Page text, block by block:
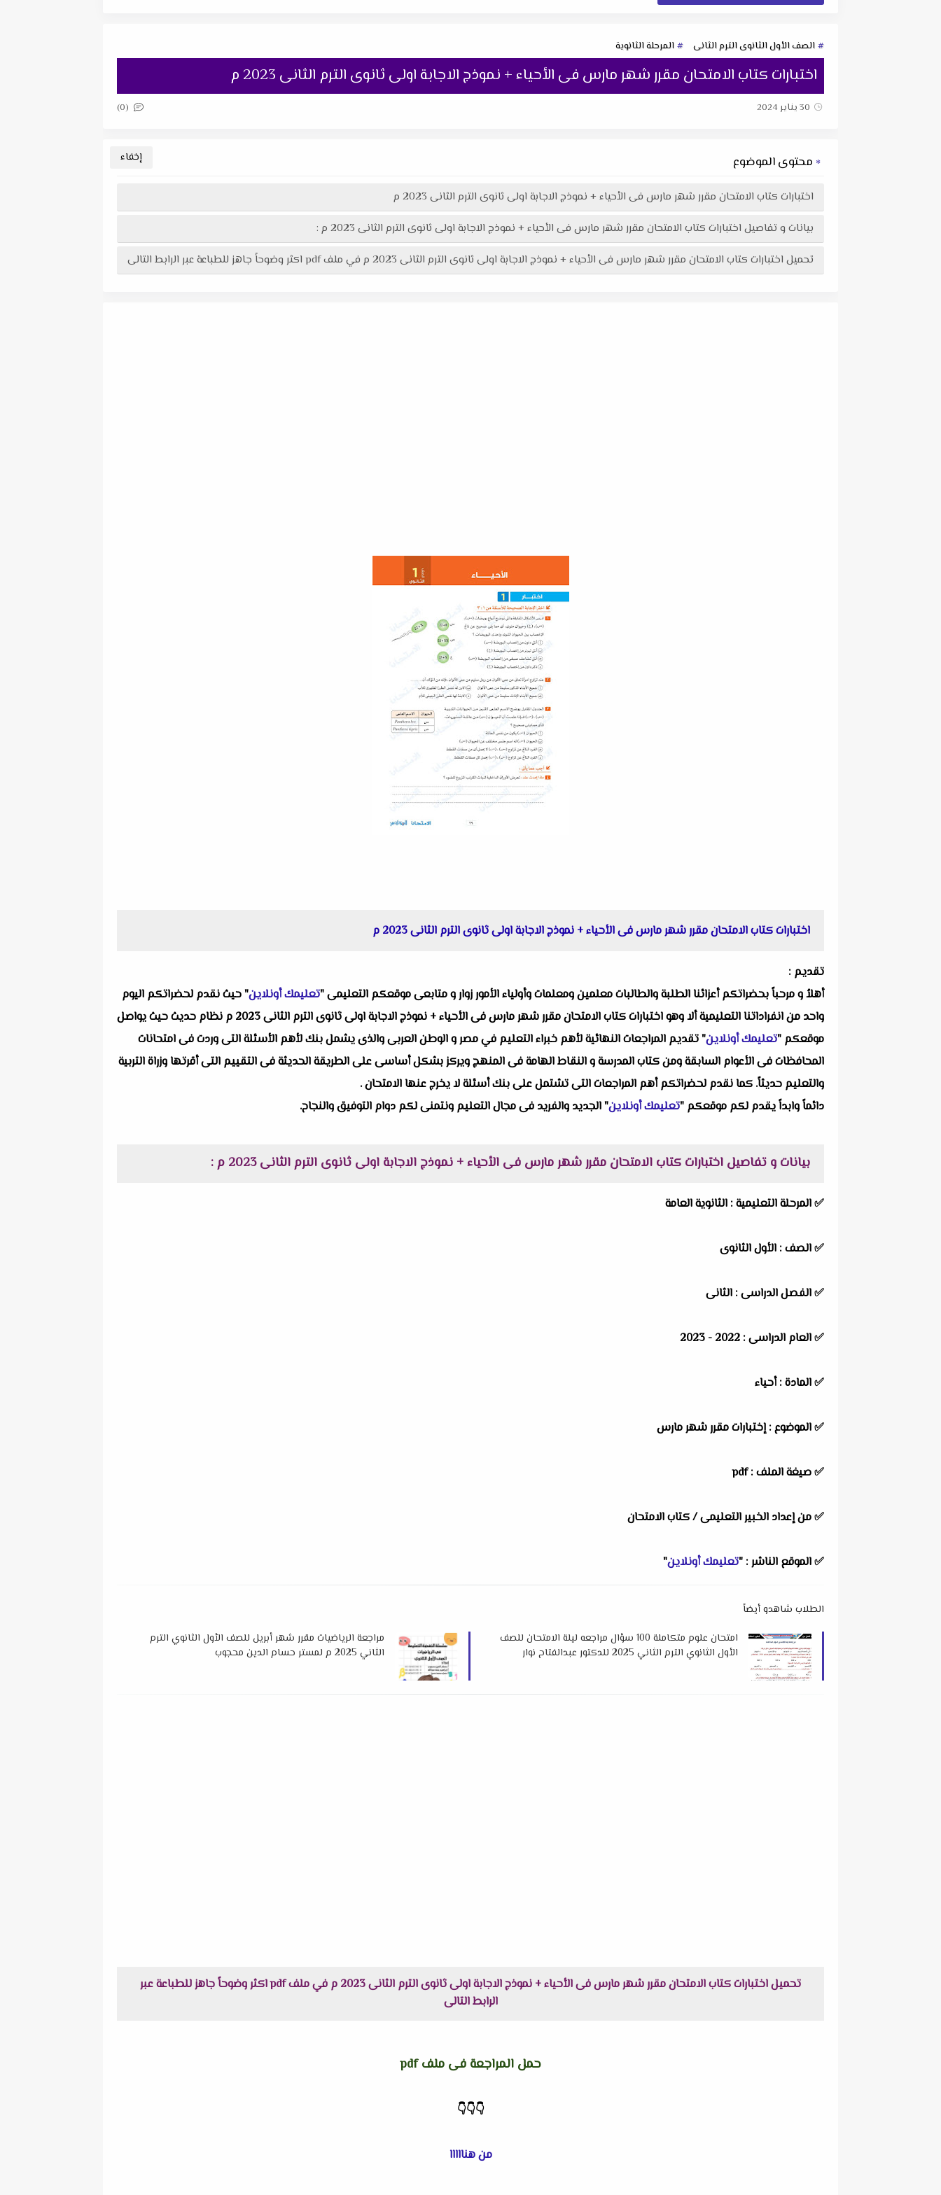
الصف الأول الثانوى الترم الثانى المرحلة الثانوية
اختبارات كتاب الامتحان مقرر شهر مارس فى الأحياء + نموذج الاجابة اولى ثانوى الترم الثانى 2023 م
30 يناير 2024 (0)
محتوى الموضوع
اختبارات كتاب الامتحان مقرر شهر مارس فى الأحياء + نموذج الاجابة اولى ثانوى الترم الثانى 2023 م
بيانات و تفاصيل اختبارات كتاب الامتحان مقرر شهر مارس فى الأحياء + نموذج الاجابة اولى ثانوى الترم الثانى 2023 م :
تحميل اختبارات كتاب الامتحان مقرر شهر مارس فى الأحياء + نموذج الاجابة اولى ثانوى الترم الثانى 2023 م في ملف pdf اكثر وضوحاً جاهز للطباعة عبر الرابط التالى
اختبارات كتاب الامتحان مقرر شهر مارس فى الأحياء + نموذج الاجابة اولى ثانوى الترم الثانى 2023 م
تقديم :
أهلاُ و مرحباً بحضراتكم أعزائنا الطلبة والطالبات معلمين ومعلمات وأولياء الأمور زوار و متابعى موقعكم التعليمى "تعليمك أونلاين" حيث نقدم لحضراتكم اليوم
واحد من انفراداتنا التعليمية ألا وهواختبارات كتاب الامتحان مقرر شهر مارس فى الأحياء + نموذج الاجابة اولى ثانوى الترم الثانى 2023 م
نظام حديث حيث يواصل
موقعكم "تعليمك أونلاين" تقديم المراجعات النهائية لأهم خبراء التعليم في مصر و الوطن العربى والذى يشمل بنك لأهم الأسئلة التى وردت فى امتحانات
المحافظات فى الأعوام السابقة ومن كتاب المدرسة و النقاط الهامة فى المنهج ويركز بشكل أساسى على الطريقة الحديثة فى التقييم التى أقرتها وزراة التربية
والتعليم حديثاً. كما نقدم لحضراتكم أهم المراجعات التى تشتمل على بنك أسئلة لا يخرج عنها الامتحان .
دائماً وابداً يقدم لكم موقعكم "تعليمك أونلاين" الجديد والفريد فى مجال التعليم ونتمنى لكم دوام التوفيق والنجاح.
بيانات و تفاصيل اختبارات كتاب الامتحان مقرر شهر مارس فى الأحياء + نموذج الاجابة اولى ثانوى الترم الثانى 2023 م :
✅ المرحلة التعليمية : الثانوية العامة
✅ الصف : الأول الثانوى
✅ الفصل الدراسى : الثانى
✅ العام الدراسى : 2022 - 2023
✅ المادة : أحياء
✅ الموضوع : إختبارات مقرر شهر مارس
✅ صيغة الملف : pdf
✅ من إعداد الخبير التعليمى / كتاب الامتحان
✅ الموقع الناشر : "تعليمك أونلاين"
الطلاب شاهدو أيضاً
امتحان علوم متكاملة 100 سؤال مراجعه ليلة الامتحان للصف
الأول الثانوي الترم الثاني 2025 للدكتور عبدالفتاح نوار
مراجعة الرياضيات مقرر شهر أبريل للصف الأول الثانوي الترم
الثاني 2025 م لمستر حسام الدين محجوب
تحميل اختبارات كتاب الامتحان مقرر شهر مارس فى الأحياء + نموذج الاجابة اولى ثانوى الترم الثانى 2023 م في ملف pdf اكثر وضوحاً جاهز للطباعة عبر
الرابط التالى
حمل المراجعة فى ملف pdf
👇
👇
👇
من هنااااا